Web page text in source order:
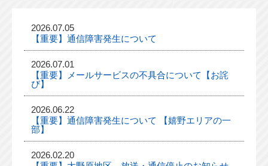
2026.07.05
【重要】通信障害発生について
2026.07.01
【重要】メールサービスの不具合について【お詫
び】
2026.06.22
【重要】通信障害発生について 【嬉野エリアの一
部】
2026.02.20